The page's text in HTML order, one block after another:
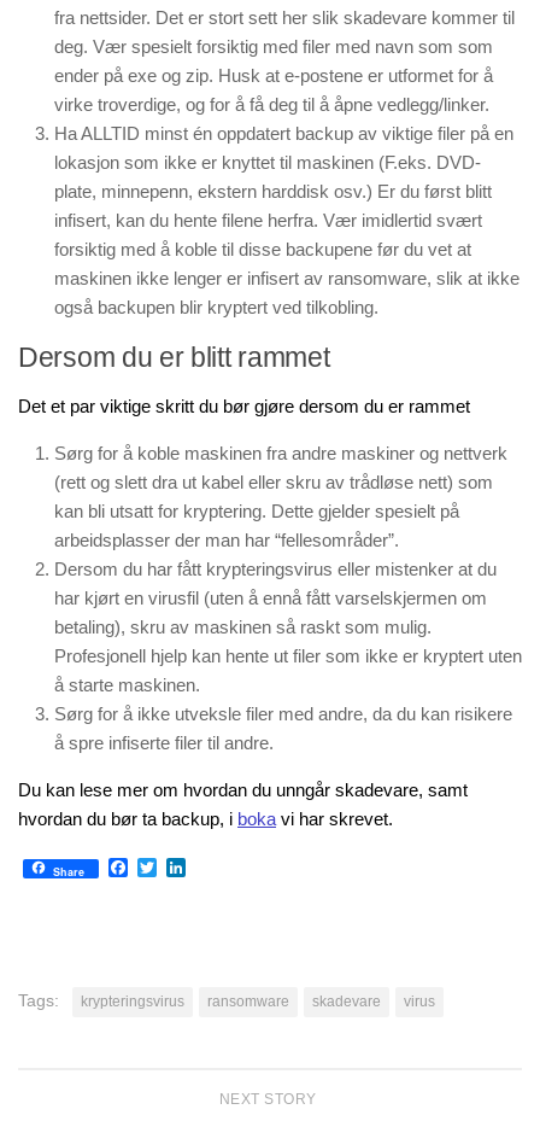
fra nettsider. Det er stort sett her slik skadevare kommer til
deg. Vær spesielt forsiktig med filer med navn som som
ender på exe og zip. Husk at e-postene er utformet for å
virke troverdige, og for å få deg til å åpne vedlegg/linker.
Ha ALLTID minst én oppdatert backup av viktige filer på en
lokasjon som ikke er knyttet til maskinen (F.eks. DVD-
plate, minnepenn, ekstern harddisk osv.) Er du først blitt
infisert, kan du hente filene herfra. Vær imidlertid svært
forsiktig med å koble til disse backupene før du vet at
maskinen ikke lenger er infisert av ransomware, slik at ikke
også backupen blir kryptert ved tilkobling.
Dersom du er blitt rammet
Det et par viktige skritt du bør gjøre dersom du er rammet
Sørg for å koble maskinen fra andre maskiner og nettverk
(rett og slett dra ut kabel eller skru av trådløse nett) som
kan bli utsatt for kryptering. Dette gjelder spesielt på
arbeidsplasser der man har “fellesområder”.
Dersom du har fått krypteringsvirus eller mistenker at du
har kjørt en virusfil (uten å ennå fått varselskjermen om
betaling), skru av maskinen så raskt som mulig.
Profesjonell hjelp kan hente ut filer som ikke er kryptert uten
å starte maskinen.
Sørg for å ikke utveksle filer med andre, da du kan risikere
å spre infiserte filer til andre.
Du kan lese mer om hvordan du unngår skadevare, samt
hvordan du bør ta backup, i boka vi har skrevet.
Share Facebook
Twitter
Tags: krypteringsvirus ransomware skadevare virus
NEXT STORY